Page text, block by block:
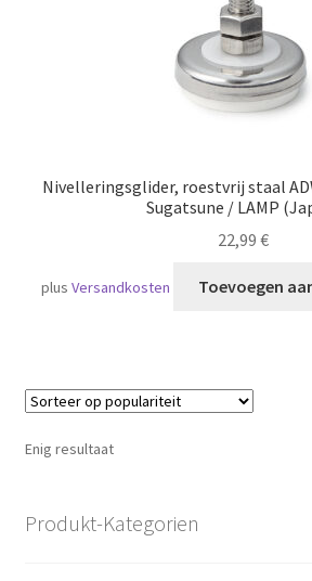
Nivelleringsglider, roestvrij staal
Sugatsune / LAMP
22,99 €
plusVersandkosten Toevoegen
Enig resultaat
Produkt-Kategorien